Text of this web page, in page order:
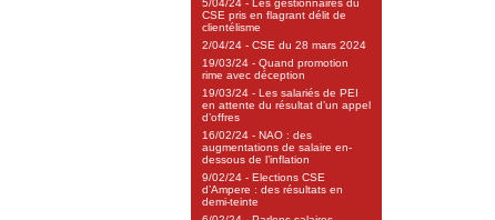
5/04/24 - Les gestionnaires du
CSE pris en flagrant délit de
clientélisme
2/04/24 - CSE du 28 mars 2024
19/03/24 - Quand promotion
rime avec déception
19/03/24 - Les salariés de PEI
en attente du résultat d’un appel
d’offres
16/02/24 - NAO : des
augmentations de salaire en-
dessous de l’inflation
9/02/24 - Elections CSE
d’Ampere : des résultats en
demi-teinte